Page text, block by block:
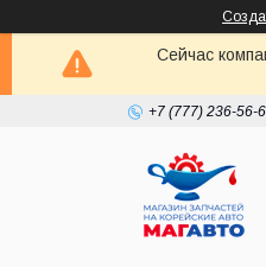
Сейчас
+7 (777) 236-56-